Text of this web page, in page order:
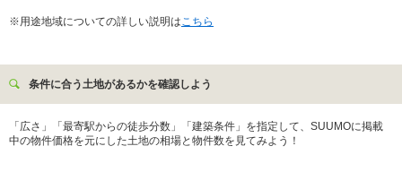
※用途地域についての詳しい説明はこちら
条件に合う土地があるかを確認しよう
「広さ」「最寄駅からの徒歩分数」「建築条件」を指定して、SUUMOに掲載
中の物件価格を元にした土地の相場と物件数を見てみよう！